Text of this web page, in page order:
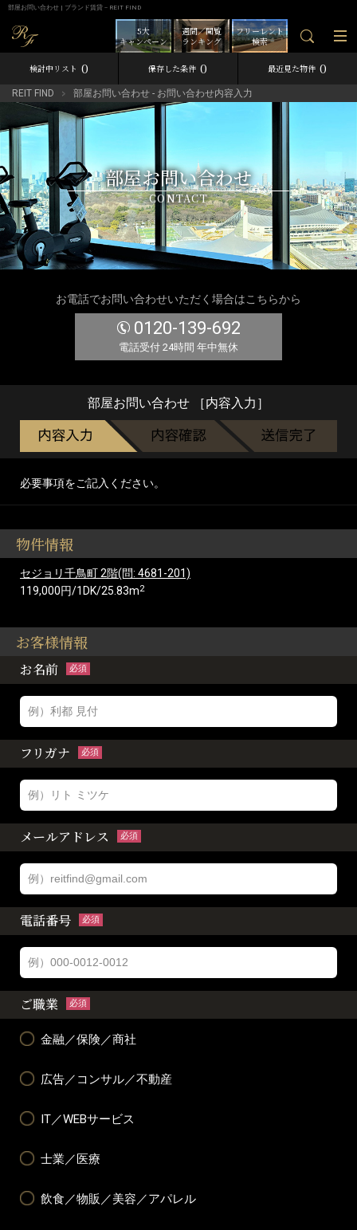
部屋お問い合わせ | ブランド賃貸－REIT FIND
フリーレント
検索
週間／閲覧
ランキング
5大
キャンペーン
検討中リスト 0 保存した条件 0 最近見た物件 0
REIT FIND 部屋お問い合わせ - お問い合わせ内容入力
部屋お問い合わせ
CONTACT
お電話でお問い合わせいただく場合はこちらから
0120-139-692
電話受付 24時間 年中無休
部屋お問い合わせ ［内容入力］
必要事項をご記入ください。
物件情報
セジョリ千鳥町 2階(問: 4681-201)
119,000円/1DK/25.83m2
お客様情報
お名前 必須
フリガナ 必須
メールアドレス 必須
電話番号 必須
ご職業 必須
金融／保険／商社
広告／コンサル／不動産
IT／WEBサービス
士業／医療
飲食／物販／美容／アパレル